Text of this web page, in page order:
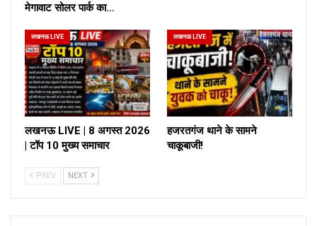
मेगावाट सोलर पार्क का…
लखनऊ LIVE
लखनऊ LIVE | 8 अगस्त 2026
| टॉप 10 मुख्य समाचार
लखनऊ LIVE
हजरतगंज थाने के सामने
चाकूबाजी!
PREV NEXT